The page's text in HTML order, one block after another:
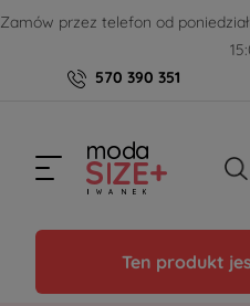
Zamów przez telefon od
570 390 351
Ten produkt